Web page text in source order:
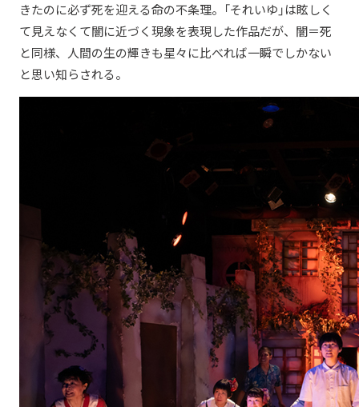
きたのに必ず死を迎える命の不条理。「それいゆ」は眩しく
て見えなくて闇に近づく現象を表現した作品だが、闇＝死
と同様、人間の生の輝きも星々に比べれば一瞬でしかない
と思い知らされる。